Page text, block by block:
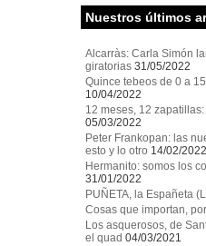
Nuestros últimos
Alcarràs: Carla Simón
giratorias 31/05/2022
Quince tebeos de 0 a
10/04/2022
12 meses, 12
05/03/2022
Peter Frankopan: las
esto y lo otro 14/02/2022
Hermanito: somos los
31/01/2022
PUÑETA, la Españeta
Cosas que importan,
Los asquerosos, de
el quad 04/03/2021